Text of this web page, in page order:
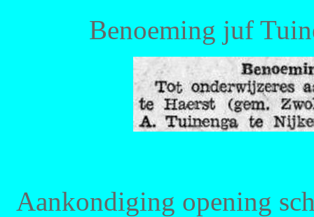
Benoeming juf
Aankondiging opening